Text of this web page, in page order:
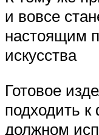
и вовсе
настоящим
искусства
Готовое
подходить
должном